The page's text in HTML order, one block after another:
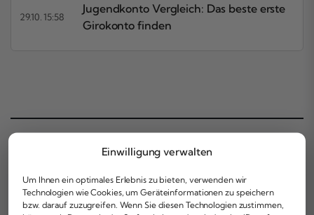
Einwilligung verwalten
Um Ihnen ein optimales Erlebnis zu bieten, verwenden wir
Technologien wie Cookies, um Geräteinformationen zu speichern
bzw. darauf zuzugreifen. Wenn Sie diesen Technologien zustimmen,
29.10. 15:58
Jugendkonto Vergleich: Das beste erste
Girokonto finden
Aktuelle News auf Finalarm
Bleib bei den aktuellen Wirtschafts- und